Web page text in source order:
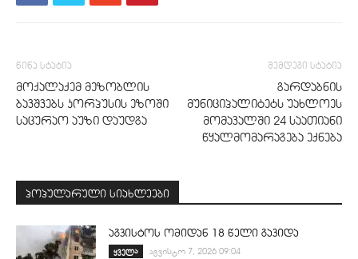
წინა სტატია
მოქალაქემ მეზობლის
ბავშვებს კორპუსის ეზოში
საცურაო აუზი დაუდგა
შემდეგი სტატია
გარდაბნის
მუნიციპალიტეტს უახლოეს
მომავალში 24 საათიანი
წყალმომარაგება ექნება
პოპულარული სიახლეები
აგვისტოს ომიდან 18 წელი გავიდა
ყველა აგვისტო 7, 2026 09:04